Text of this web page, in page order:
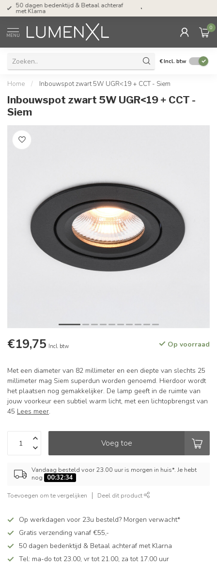
Tel: ma-do tot 23.00, vr tot 21.00, za tot
17.00 uur
MENU
0
€Incl. btw
Home / Inbouwspot zwart 5W UGR<19 + CCT - Siem
Inbouwspot zwart 5W UGR<19 + CCT -
Siem
€19,75 Incl. btw Op voorraad
Met een diameter van 82 millimeter en een diepte van slechts 25
millimeter mag Siem superdun worden genoemd. Hierdoor wordt
het plaatsen nog gemakkelijker. De lamp geeft in de ruimte van
jouw voorkeur een subtiel warm licht, met een lichtopbrengst van
45 Lees meer.
Voeg toe
Vandaag besteld voor 23.00 uur is morgen in huis*. Je hebt
nog
00:32:34
Toevoegen om te vergelijken Deel dit product
Op werkdagen voor 23u besteld? Morgen verwacht*
Gratis verzending vanaf €55,-
50 dagen bedenktijd & Betaal achteraf met Klarna
Tel: ma-do tot 23.00, vr tot 21.00, za tot 17.00 uur